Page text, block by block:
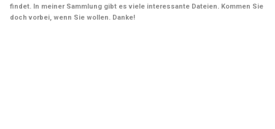
findet. In meiner Sammlung gibt es viele interessante Dateien. Kommen Sie
doch vorbei, wenn Sie wollen. Danke!